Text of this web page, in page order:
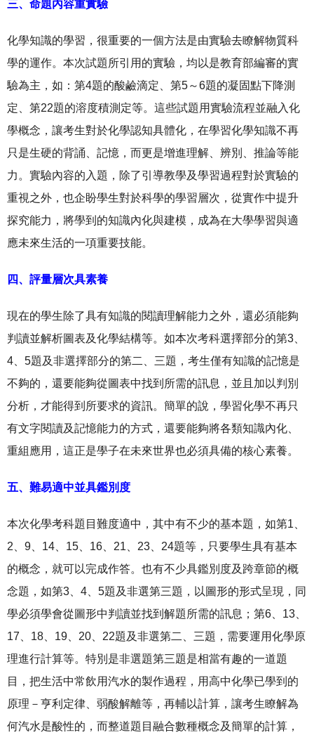
三、命題內容重實驗
化學知識的學習，很重要的一個方法是由實驗去瞭解物質科
學的運作。本次試題所引用的實驗，均以是教育部編審的實
驗為主，如：第4題的酸鹼滴定、第5～6題的凝固點下降測
定、第22題的溶度積測定等。這些試題用實驗流程並融入化
學概念，讓考生對於化學認知具體化，在學習化學知識不再
只是生硬的背誦、記憶，而更是增進理解、辨別、推論等能
力。實驗內容的入題，除了引導教學及學習過程對於實驗的
重視之外，也企盼學生對於科學的學習層次，從實作中提升
探究能力，將學到的知識內化與建模，成為在大學學習與適
應未來生活的一項重要技能。
四、評量層次具素養
現在的學生除了具有知識的閱讀理解能力之外，還必須能夠
判讀並解析圖表及化學結構等。如本次考科選擇部分的第3、
4、5題及非選擇部分的第二、三題，考生僅有知識的記憶是
不夠的，還要能夠從圖表中找到所需的訊息，並且加以判別
分析，才能得到所要求的資訊。簡單的說，學習化學不再只
有文字閱讀及記憶能力的方式，還要能夠將各類知識內化、
重組應用，這正是學子在未來世界也必須具備的核心素養。
五、難易適中並具鑑別度
本次化學考科題目難度適中，其中有不少的基本題，如第1、
2、9、14、15、16、21、23、24題等，只要學生具有基本
的概念，就可以完成作答。也有不少具鑑別度及跨章節的概
念題，如第3、4、5題及非選第三題，以圖形的形式呈現，同
學必須學會從圖形中判讀並找到解題所需的訊息；第6、13、
17、18、19、20、22題及非選第二、三題，需要運用化學原
理進行計算等。特別是非選題第三題是相當有趣的一道題
目，把生活中常飲用汽水的製作過程，用高中化學已學到的
原理－亨利定律、弱酸解離等，再輔以計算，讓考生瞭解為
何汽水是酸性的，而整道題目融合數種概念及簡單的計算，